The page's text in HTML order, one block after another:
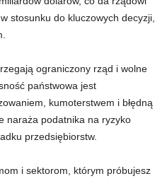
stosunku do kluczowych decyzji,
ograniczony rząd i wolne
państwowa jest
kumoterstwem i błędną
naraża podatnika na ryzyko
przedsiębiorstw.
i sektorom, którym próbujesz